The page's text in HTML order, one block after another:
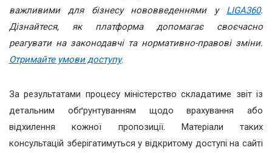
важливими для бізнесу нововведеннями у LIGA360.
Дізнайтеся, як платформа допомагає своєчасно
реагувати на законодавчі та нормативно-правові зміни.
Отримайте умови доступу.
За результатами процесу міністерство складатиме звіт із
детальним обґрунтуванням щодо врахування або
відхилення кожної пропозиції. Матеріали таких
консультацій зберігатимуться у відкритому доступі на сайті